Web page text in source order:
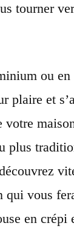
tourner
ou
plaire et
votre
plus
qui vous
en crépi